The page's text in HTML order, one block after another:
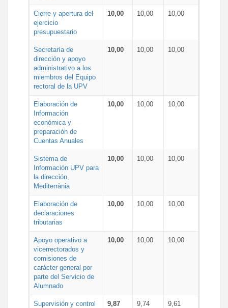
Cierre y apertura del
ejercicio
presupuestario
10,00 10,00 10,00
Secretaría de
dirección y apoyo
administrativo a los
miembros del Equipo
rectoral de la UPV
10,00 10,00 10,00
Elaboración de
Información
económica y
preparación de
Cuentas Anuales
10,00 10,00 10,00
Sistema de
Información UPV para
la dirección,
Mediterrània
10,00 10,00 10,00
Elaboración de
declaraciones
tributarias
10,00 10,00 10,00
Apoyo operativo a
vicerrectorados y
comisiones de
carácter general por
parte del Servicio de
Alumnado
10,00 10,00 10,00
Supervisión y control
9,87 9,74 9,61